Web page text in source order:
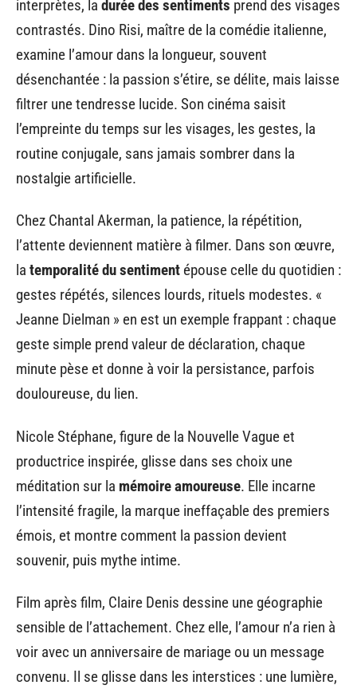
interprètes, la durée des sentiments prend des visages
contrastés. Dino Risi, maître de la comédie italienne,
examine l’amour dans la longueur, souvent
désenchantée : la passion s’étire, se délite, mais laisse
filtrer une tendresse lucide. Son cinéma saisit
l’empreinte du temps sur les visages, les gestes, la
routine conjugale, sans jamais sombrer dans la
nostalgie artificielle.
Chez Chantal Akerman, la patience, la répétition,
l’attente deviennent matière à filmer. Dans son œuvre,
la temporalité du sentiment épouse celle du quotidien :
gestes répétés, silences lourds, rituels modestes. «
Jeanne Dielman » en est un exemple frappant : chaque
geste simple prend valeur de déclaration, chaque
minute pèse et donne à voir la persistance, parfois
douloureuse, du lien.
Nicole Stéphane, figure de la Nouvelle Vague et
productrice inspirée, glisse dans ses choix une
méditation sur la mémoire amoureuse. Elle incarne
l’intensité fragile, la marque ineffaçable des premiers
émois, et montre comment la passion devient
souvenir, puis mythe intime.
Film après film, Claire Denis dessine une géographie
sensible de l’attachement. Chez elle, l’amour n’a rien à
voir avec un anniversaire de mariage ou un message
convenu. Il se glisse dans les interstices : une lumière,